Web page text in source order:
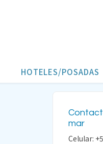
HOTELES/POSADAS
mar
Celular: